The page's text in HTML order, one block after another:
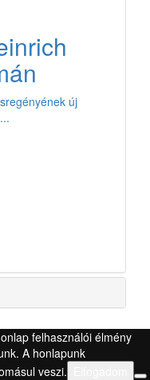
új
felhasználói élmény
A honlapunk
veszi.